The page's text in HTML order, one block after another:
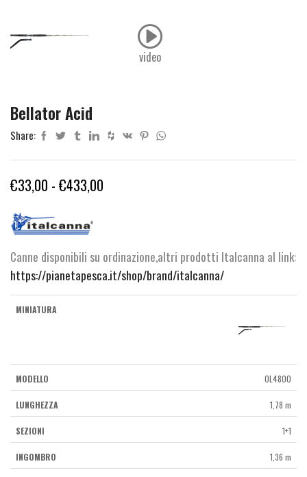
video
Bellator Acid
Share:
€33,00 - €433,00
da
€33,00
a
Canne disponibili su ordinazione,altri prodotti Italcanna al link:
https://pianetapesca.it/shop/brand/italcanna/
0L4800
1,78 m
1+1
1,36 m